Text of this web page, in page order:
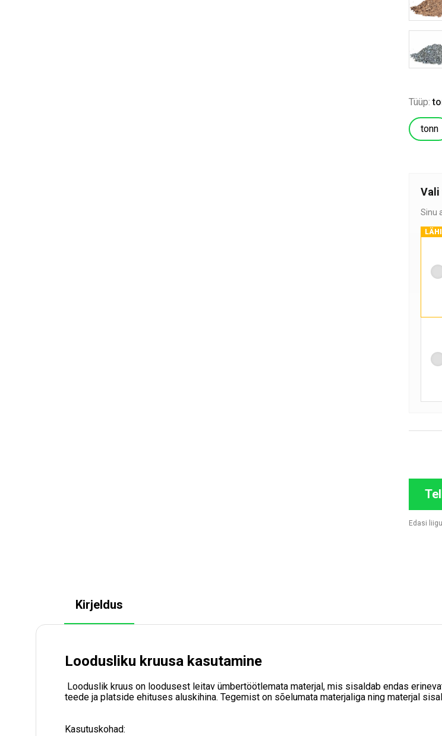
Tüüp:
tonn
Sinu
Edasi
Kirjeldus
Loodusliku kruusa kasutamine
Looduslik kruus on loodusest leitav ümbertöötlemata materjal, mis sisaldab endas
teede ja platside ehituses aluskihina. Tegemist on sõelumata materjaliga ning materjal
Kasutuskohad: